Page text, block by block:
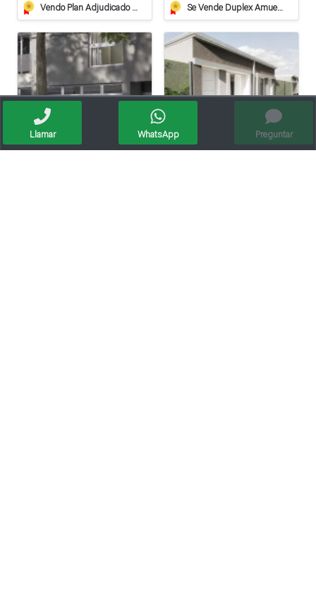
Vendo Plan Adjudicado Pilay Se Vende Duplex Amueblado En Villa Carlos Paz
Llamar WhatsApp Preguntar